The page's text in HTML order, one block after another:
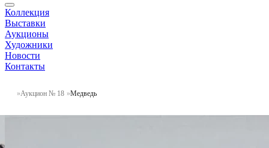
Коллекция
Выставки
Аукционы
Художники
Новости
Контакты
Аукцион № 18 Медведь